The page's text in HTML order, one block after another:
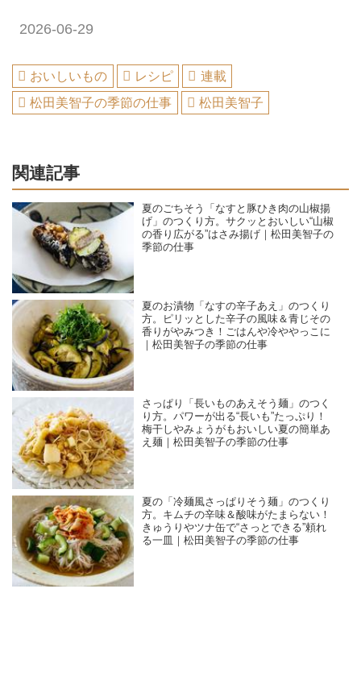
2026-06-29
おいしいもの レシピ
連載
松田美智子の季節の仕事
松田美智子
関連記事
夏のごちそう「なすと豚ひき肉の山椒揚
げ」のつくり方。サクッとおいしい“山椒
の香り広がる”はさみ揚げ｜松田美智子の
季節の仕事
夏のお漬物「なすの辛子あえ」のつくり
方。ピリッとした辛子の風味＆青じその
香りがやみつき！ごはんや冷ややっこに
｜松田美智子の季節の仕事
さっぱり「長いものあえそう麺」のつく
り方。パワーが出る“長いも”たっぷり！
梅干しやみょうがもおいしい夏の簡単あ
え麺｜松田美智子の季節の仕事
夏の「冷麺風さっぱりそう麺」のつくり
方。キムチの辛味＆酸味がたまらない！
きゅうりやツナ缶で“さっとできる”頼れ
る一皿｜松田美智子の季節の仕事